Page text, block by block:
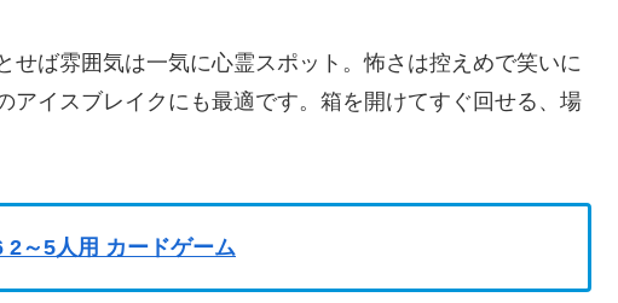
せば雰囲気は一気に心霊スポット。怖さは控えめで笑いに
アイスブレイクにも最適です。箱を開けてすぐ回せる、場
～5人用 カードゲーム